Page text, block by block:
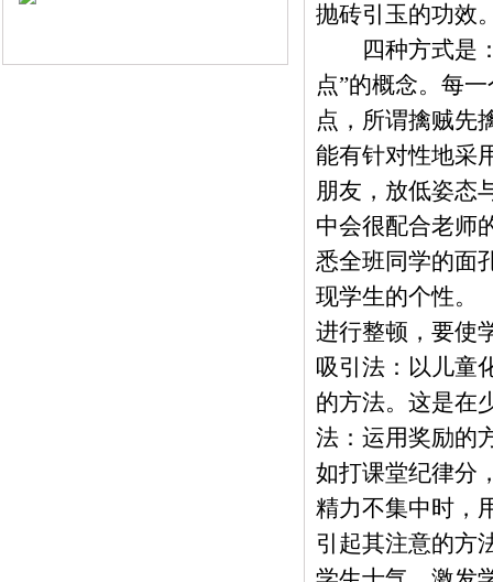
抛砖引玉的功效
四种方式是：
点”的概念。每
点，所谓擒贼先
能有针对性地
朋友，放低姿态
中会很配合老
悉全班同学的面
现学生的个性
进行整顿，要
吸引法：以儿童
的方法。这是
法：运用奖励的
如打课堂纪律
精力不集中时，
引起其注意的